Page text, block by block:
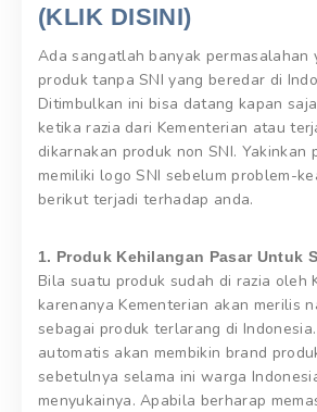
(KLIK DISINI)
Ada sangatlah banyak permasalahan
produk tanpa SNI yang beredar di
Ditimbulkan ini bisa datang kapan
ketika razia dari Kementerian atau
dikarnakan produk non SNI. Yakinkan
memiliki logo SNI sebelum problem-
berikut terjadi terhadap anda.
1. Produk Kehilangan Pasar Untuk
Bila suatu produk sudah di razia oleh
karenanya Kementerian akan merilis
sebagai produk terlarang di
automatis akan membikin brand
sebetulnya selama ini warga
menyukainya. Apabila berharap